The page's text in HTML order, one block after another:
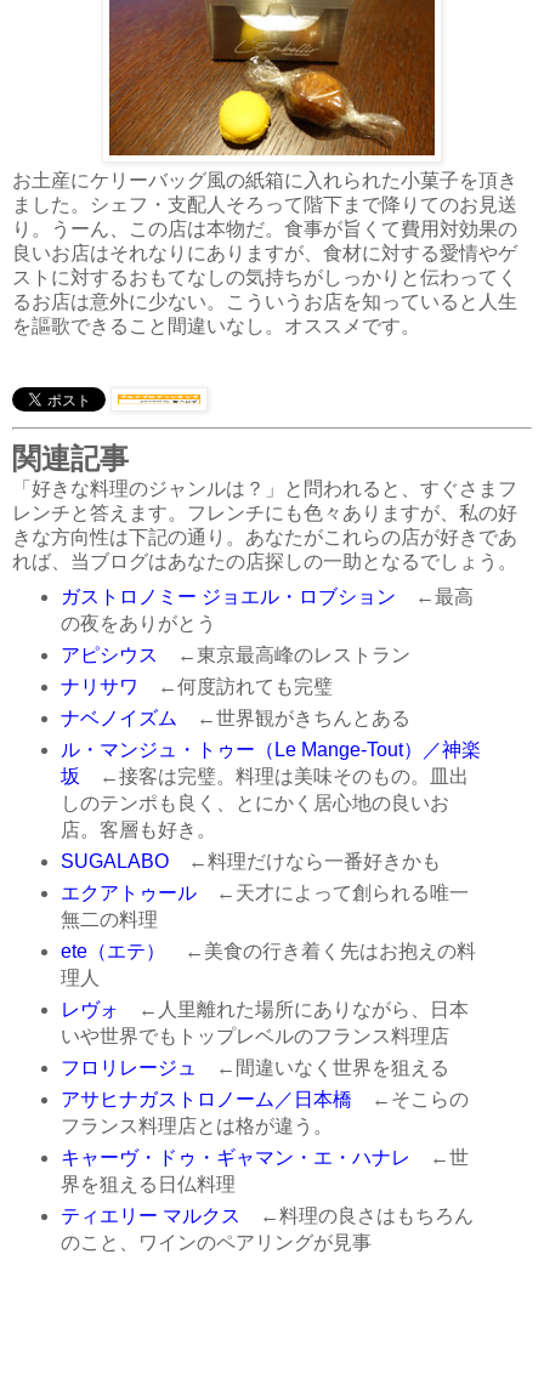
お土産にケリーバッグ風の紙箱に入れられた小菓子を頂き
ました。シェフ・支配人そろって階下まで降りてのお見送
り。うーん、この店は本物だ。食事が旨くて費用対効果の
良いお店はそれなりにありますが、食材に対する愛情やゲ
ストに対するおもてなしの気持ちがしっかりと伝わってく
るお店は意外に少ない。こういうお店を知っていると人生
を謳歌できること間違いなし。オススメです。
関連記事
「好きな料理のジャンルは？」と問われると、すぐさまフ
レンチと答えます。フレンチにも色々ありますが、私の好
きな方向性は下記の通り。あなたがこれらの店が好きであ
れば、当ブログはあなたの店探しの一助となるでしょう。
ガストロノミー ジョエル・ロブション ←最高
の夜をありがとう
アピシウス ←東京最高峰のレストラン
ナリサワ ←何度訪れても完璧
ナベノイズム ←世界観がきちんとある
ル・マンジュ・トゥー（Le Mange-Tout）／神楽
坂 ←接客は完璧。料理は美味そのもの。皿出
しのテンポも良く、とにかく居心地の良いお
店。客層も好き。
SUGALABO←料理だけなら一番好きかも
エクアトゥール←天才によって創られる唯一
無二の料理
ete（エテ）
←美食の行き着く先はお抱えの料
理人
レヴォ ←人里離れた場所にありながら、日本
いや世界でもトップレベルのフランス料理店
フロリレージュ
←間違いなく世界を狙える
アサヒナガストロノーム／日本橋 ←そこらの
フランス料理店とは格が違う。
キャーヴ・ドゥ・ギャマン・エ・ハナレ ←世
界を狙える日仏料理
ティエリー マルクス ←料理の良さはもちろん
のこと、ワインのペアリングが見事